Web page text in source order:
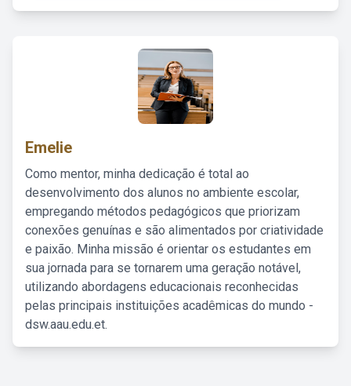
Emelie
Como mentor, minha dedicação é total ao
desenvolvimento dos alunos no ambiente escolar,
empregando métodos pedagógicos que priorizam
conexões genuínas e são alimentados por criatividade
e paixão. Minha missão é orientar os estudantes em
sua jornada para se tornarem uma geração notável,
utilizando abordagens educacionais reconhecidas
pelas principais instituições acadêmicas do mundo -
dsw.aau.edu.et.